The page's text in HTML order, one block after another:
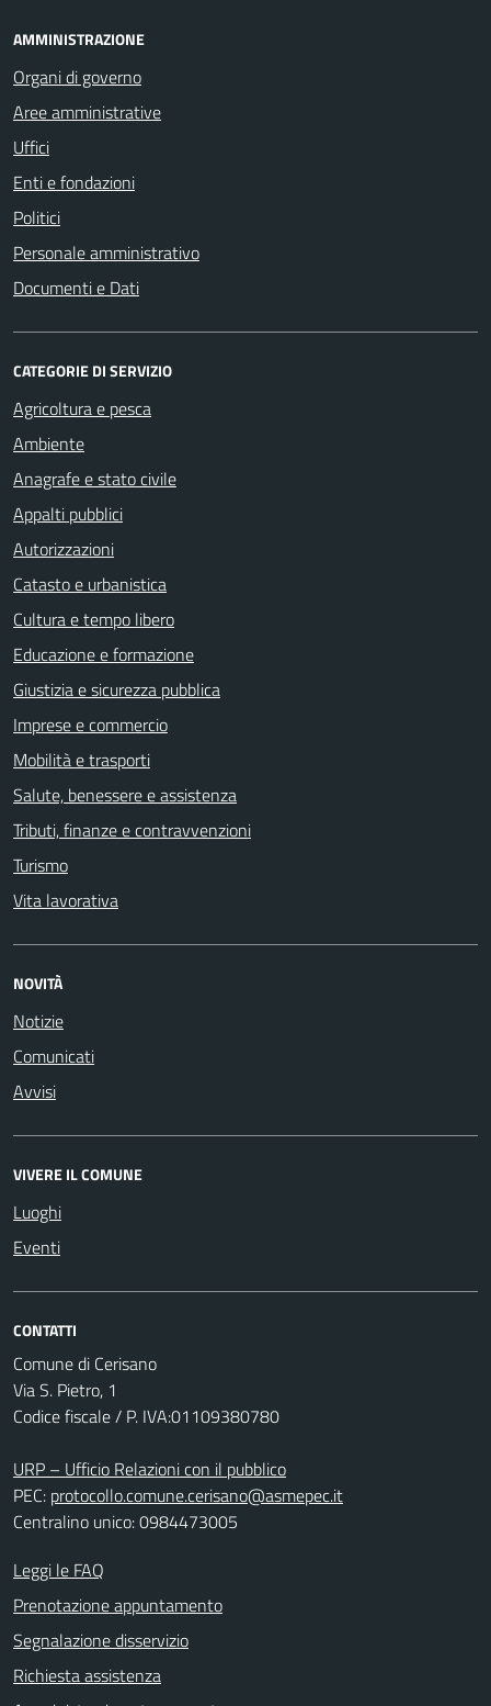
AMMINISTRAZIONE
Organi di governo
Aree amministrative
Uffici
Enti e fondazioni
Politici
Personale amministrativo
Documenti e Dati
CATEGORIE DI SERVIZIO
Agricoltura e pesca
Ambiente
Anagrafe e stato civile
Appalti pubblici
Autorizzazioni
Catasto e urbanistica
Cultura e tempo libero
Educazione e formazione
Giustizia e sicurezza pubblica
Imprese e commercio
Mobilità e trasporti
Salute, benessere e assistenza
Tributi, finanze e contravvenzioni
Turismo
Vita lavorativa
NOVITÀ
Notizie
Comunicati
Avvisi
VIVERE IL COMUNE
Luoghi
Eventi
CONTATTI
Comune di Cerisano
Via S. Pietro, 1
Codice fiscale / P. IVA:01109380780
URP – Ufficio Relazioni con il pubblico
PEC: protocollo.comune.cerisano@asmepec.it
Centralino unico: 0984473005
Leggi le FAQ
Prenotazione appuntamento
Segnalazione disservizio
Richiesta assistenza